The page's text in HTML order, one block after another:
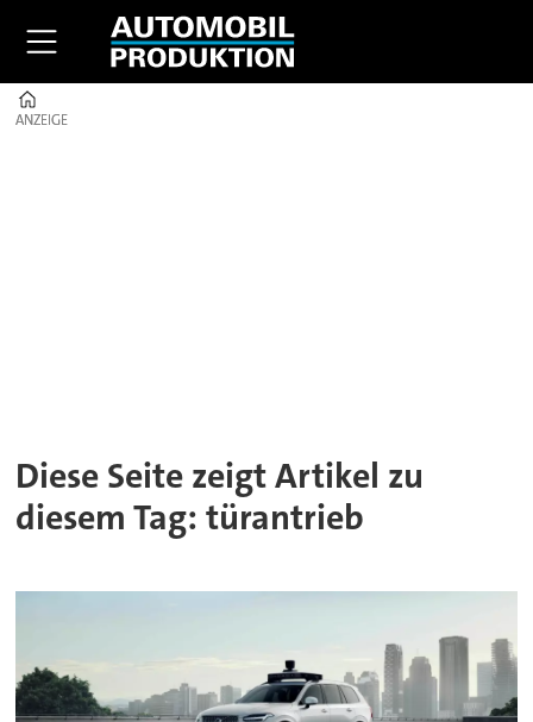
ANZEIGE
ANZEIGE
Diese Seite zeigt Artikel zu
diesem Tag: türantrieb